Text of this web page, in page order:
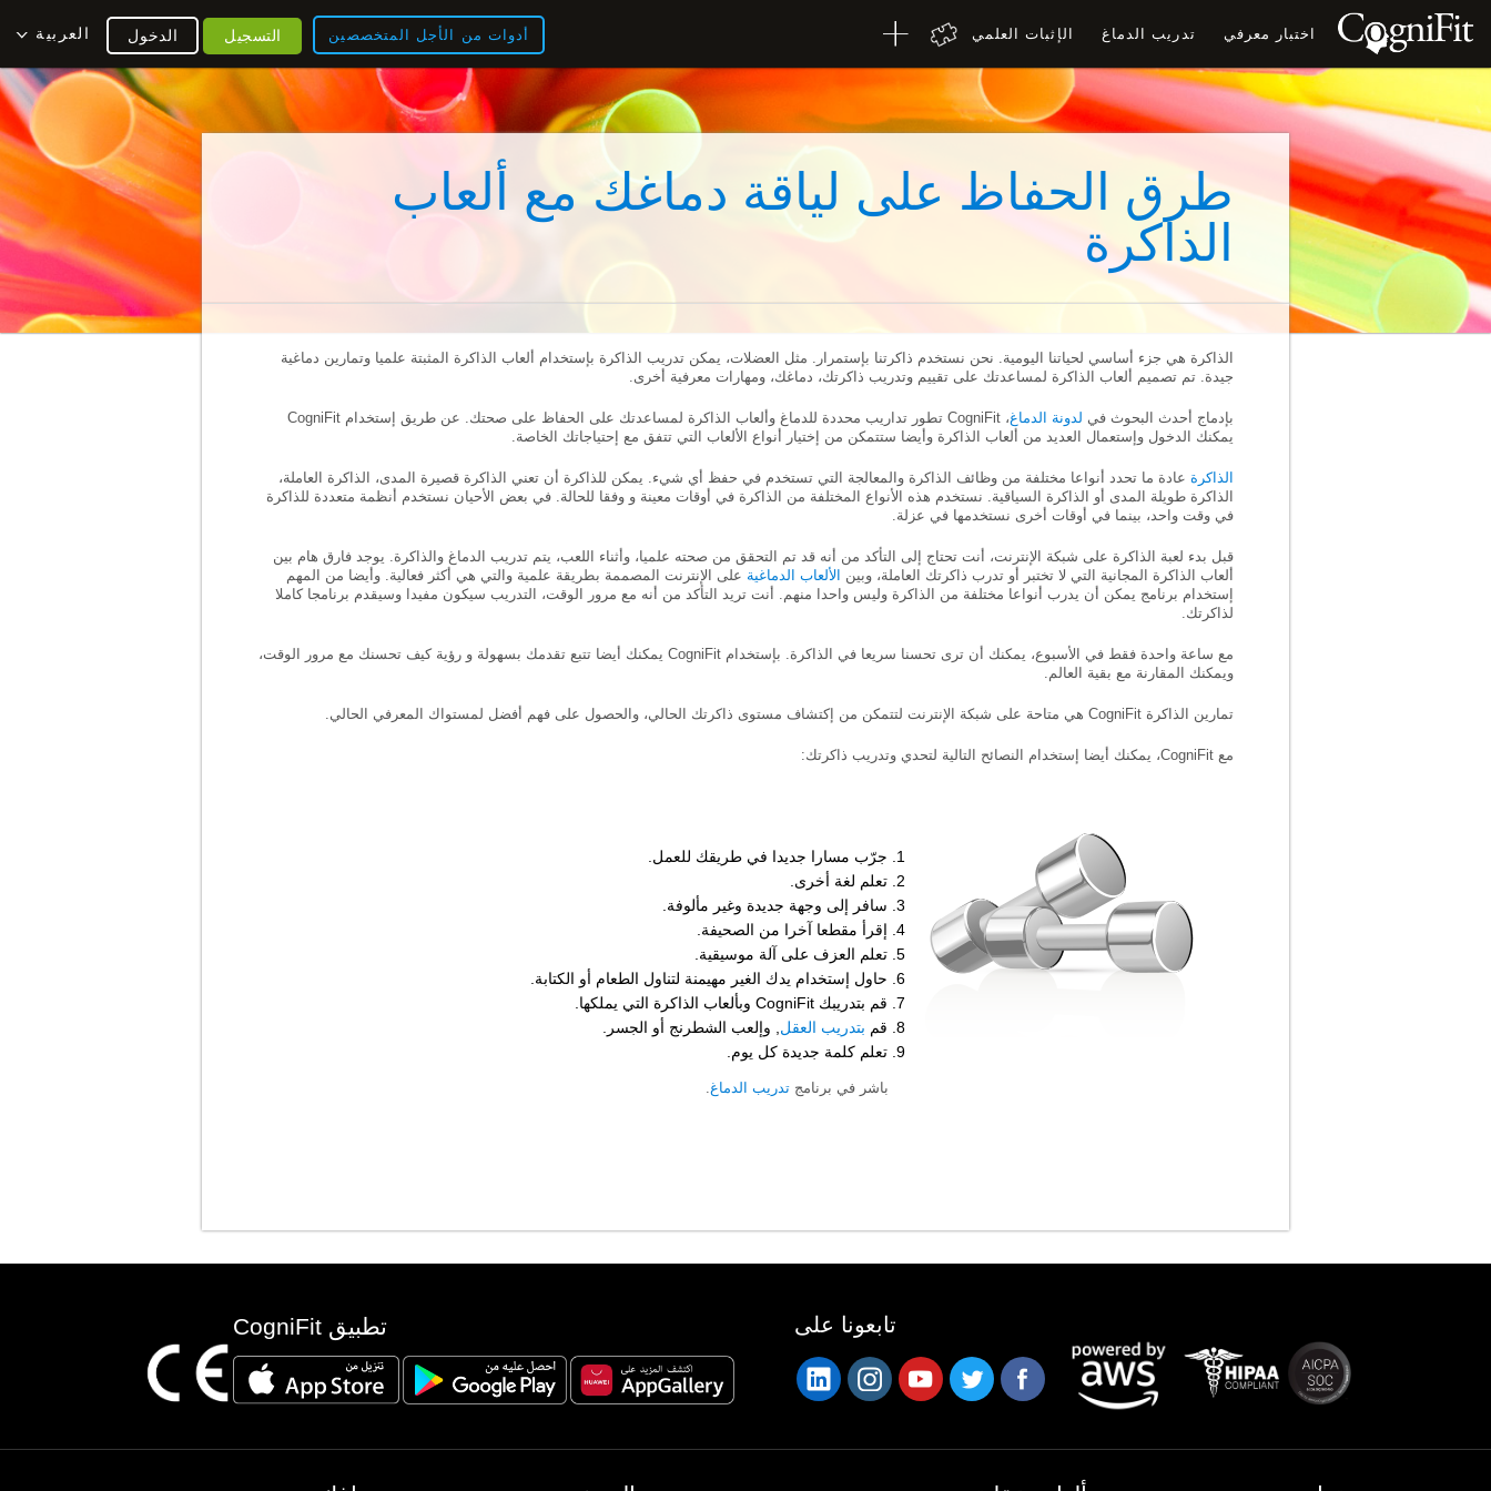
اختبار معرفي تدريب الدماغ الإثبات العلمي أدوات من الأجل المتخصصين العربية الدخول التسجيل
طرق الحفاظ على لياقة دماغك مع ألعاب
الذاكرة
الذاكرة هي جزء أساسي لحياتنا اليومية. نحن نستخدم ذاكرتنا بإستمرار. مثل العضلات، يمكن تدريب الذاكرة بإستخدام ألعاب الذاكرة المثبتة علميا وتمارين دماغية
جيدة. تم تصميم ألعاب الذاكرة لمساعدتك على تقييم وتدريب ذاكرتك، دماغك، ومهارات معرفية أخرى.
بإدماج أحدث البحوث في لدونة الدماغ
، CogniFit تطور تداريب محددة للدماغ وألعاب الذاكرة لمساعدتك على الحفاظ على صحتك. عن طريق إستخدام CogniFit
يمكنك الدخول وإستعمال العديد من ألعاب الذاكرة وأيضا ستتمكن من إختيار أنواع الألعاب التي تتفق مع إحتياجاتك الخاصة.
الذاكرة عادة ما تحدد أنواعا مختلفة من وظائف الذاكرة والمعالجة التي تستخدم في حفظ أي شيء. يمكن للذاكرة أن تعني الذاكرة قصيرة المدى، الذاكرة العاملة،
الذاكرة طويلة المدى أو الذاكرة السياقية. نستخدم هذه الأنواع المختلفة من الذاكرة في أوقات معينة و وفقا للحالة. في بعض الأحيان نستخدم أنظمة متعددة للذاكرة
في وقت واحد، بينما في أوقات أخرى نستخدمها في عزلة.
قبل بدء لعبة الذاكرة على شبكة الإنترنت، أنت تحتاج إلى التأكد من أنه قد تم التحقق من صحته علميا، وأثناء اللعب، يتم تدريب الدماغ والذاكرة. يوجد فارق هام بين
ألعاب الذاكرة المجانية التي لا تختبر أو تدرب ذاكرتك العاملة، وبين الألعاب الدماغية على الإنترنت المصممة بطريقة علمية والتي هي أكثر فعالية. وأيضا من المهم
إستخدام برنامج يمكن أن يدرب أنواعا مختلفة من الذاكرة وليس واحدا منهم. أنت تريد التأكد من أنه مع مرور الوقت، التدريب سيكون مفيدا وسيقدم برنامجا كاملا
لذاكرتك.
مع ساعة واحدة فقط في الأسبوع، يمكنك أن ترى تحسنا سريعا في الذاكرة. بإستخدام CogniFit يمكنك أيضا تتبع تقدمك بسهولة و رؤية كيف تحسنك مع مرور الوقت،
ويمكنك المقارنة مع بقية العالم.
تمارين الذاكرة CogniFit هي متاحة على شبكة الإنترنت لتتمكن من إكتشاف مستوى ذاكرتك الحالي، والحصول على فهم أفضل لمستواك المعرفي الحالي.
مع CogniFit، يمكنك أيضا إستخدام النصائح التالية لتحدي وتدريب ذاكرتك:
جرّب مسارا جديدا في طريقك للعمل.
تعلم لغة أخرى.
سافر إلى وجهة جديدة وغير مألوفة.
إقرأ مقطعا آخرا من الصحيفة.
تعلم العزف على آلة موسيقية.
حاول إستخدام يدك الغير مهيمنة لتناول الطعام أو الكتابة.
قم بتدريبك CogniFit وبألعاب الذاكرة التي يملكها.
قم بتدريب العقل , وإلعب الشطرنج أو الجسر.
تعلم كلمة جديدة كل يوم.
باشر في برنامج تدريب الدماغ.
تطبيق CogniFit تابعونا على